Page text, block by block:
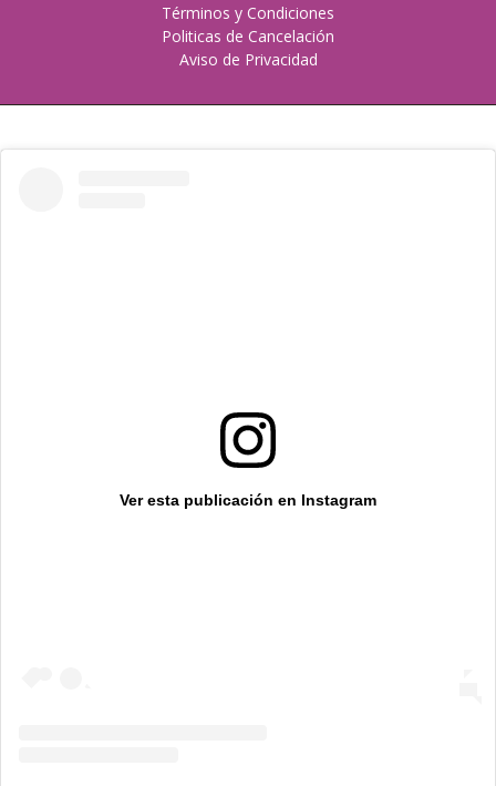
Términos y Condiciones
Politicas de Cancelación
Aviso de Privacidad
Ver esta publicación en Instagram